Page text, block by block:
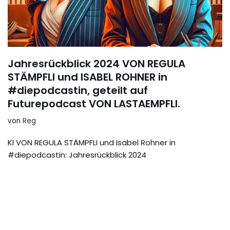
Jahresrückblick 2024 VON REGULA
STÄMPFLI und ISABEL ROHNER in
#diepodcastin, geteilt auf
Futurepodcast VON LASTAEMPFLI.
von Reg
KI VON REGULA STÄMPFLI und Isabel Rohner in
#diepodcastin: Jahresrückblick 2024